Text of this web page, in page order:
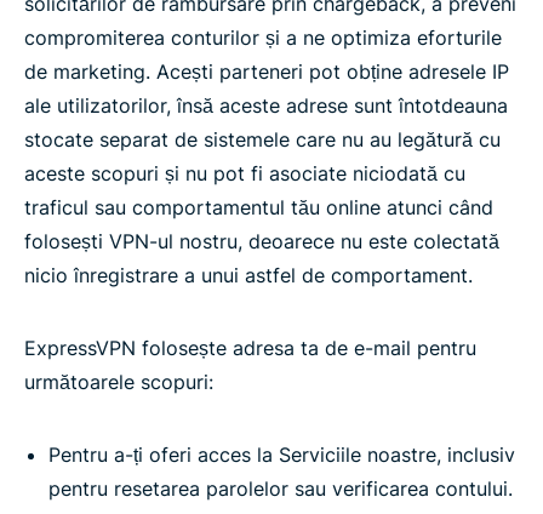
compromiterea conturilor și a ne optimiza eforturile
de marketing. Acești parteneri pot obține adresele IP
ale utilizatorilor, însă aceste adrese sunt întotdeauna
stocate separat de sistemele care nu au legătură cu
aceste scopuri și nu pot fi asociate niciodată cu
traficul sau comportamentul tău online atunci când
folosești VPN-ul nostru, deoarece nu este colectată
nicio înregistrare a unui astfel de comportament.
ExpressVPN folosește adresa ta de e-mail pentru
următoarele scopuri:
Pentru a-ți oferi acces la Serviciile noastre, inclusiv
pentru resetarea parolelor sau verificarea contului.